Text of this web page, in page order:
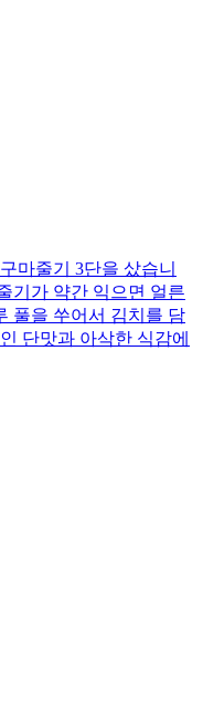
마줄기 3단을 샀습니
기가 약간 익으면 얼른
풀을 쑤어서 김치를 담
단맛과 아삭한 식감에